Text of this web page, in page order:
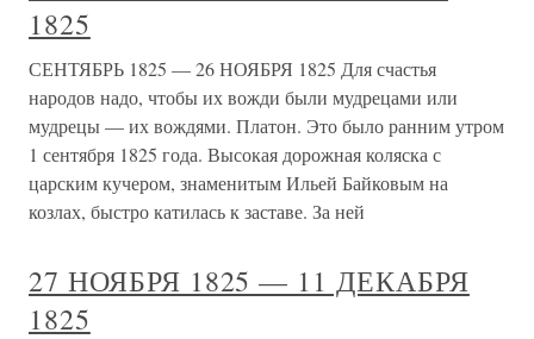
1825
СЕНТЯБРЬ 1825 — 26 НОЯБРЯ 1825 Для счастья
народов надо, чтобы их вожди были мудрецами или
мудрецы — их вождями. Платон. Это было ранним утром
1 сентября 1825 года. Высокая дорожная коляска с
царским кучером, знаменитым Ильей Байковым на
козлах, быстро катилась к заставе. За ней
27 НОЯБРЯ 1825 — 11 ДЕКАБРЯ
1825